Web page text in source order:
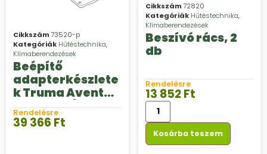
Cikkszám73520-p
Kategóriák Hűtéstechnika,
Klímaberendezések
Beépítő
adapterkészlete
k Truma Aventa
compact /
compact plus 2.
Rendelésre
39 366 Ft
Cikkszám72820
Kategóriák Hűtéstechnika,
Klímaberendezések
Beszívó rács, 2
db
Rendelésre
13 852Ft
Kosárba teszem